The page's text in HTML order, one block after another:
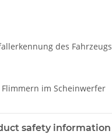
des Fahrzeugs
im Scheinwerfer
safety information